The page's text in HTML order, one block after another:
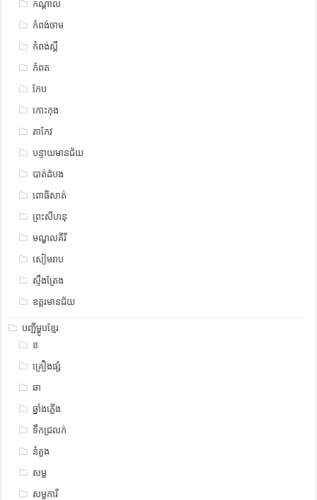
កណ្តាល
កំពង់ចាម
កំពង់ស្ពឺ
កំពត
កែប
កោះកុង
តាកែវ
បន្ទាយមានជ័យ
បាត់ដំបង
ពោធិសាត់
ព្រះសីហនុ
មណ្ឌលគីរី
សៀមរាប
ស្ទឹង​​ត្រែង
ឧត្ដរមានជ័យ
បញ្ជីម្ហូបខ្មែរ
ខ
គ្រឿងផ្សំ
ឆា
ឆ្នាំងភ្លើង
ទឹកជ្រលក់
នំគួង
សម្ល
សម្លការី